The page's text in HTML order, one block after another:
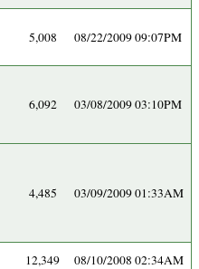
5,008 08/22/2009 09:07PM
6,092 03/08/2009 03:10PM
4,485 03/09/2009 01:33AM
12,349
08/10/2008 02:34AM